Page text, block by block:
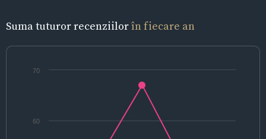
Suma tuturor recenziilorîn fiecare an
60
70